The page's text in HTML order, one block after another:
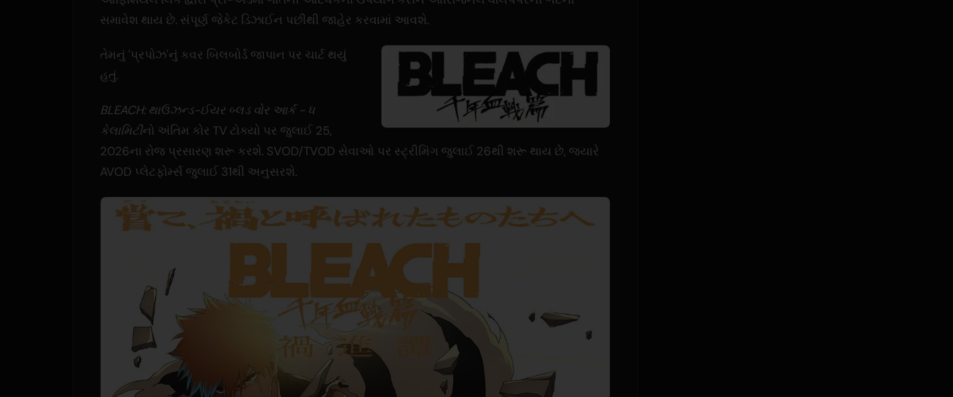
સમાવેશ થાય છે. સંપૂર્ણ જેકેટ ડિઝાઈન પછીથી જાહેર કરવામાં આવશે.
તેમનું 'પ્રપોઝ'નું કવર બિલબોર્ડ જાપાન પર ચાર્ટ થયું
હતું.
BLEACH: થાઉઝન્ડ-ઈયર બ્લડ વોર આર્ક - ધ
કેલામિટીનો અંતિમ કોર TV ટોક્યો પર જુલાઈ 25,
2026ના રોજ પ્રસારણ શરૂ કરશે. SVOD/TVOD સેવાઓ પર સ્ટ્રીમિંગ જુલાઈ 26થી શરૂ થાય છે, જ્યારે
AVOD પ્લેટફોર્મ્સ જુલાઈ 31થી અનુસરશે.